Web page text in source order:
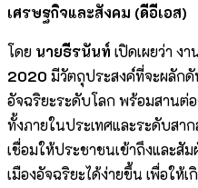
เศรษฐกิจและสังคม (ดีอีเอส)
โดย นายธีรนันท์ เปิดเผยว่า งา
2020 มีวัตถุประสงค์ที่จะผลักดั
อัจฉริยะระดับโลก พร้อมสานต่
ทั้งภายในประเทศและระ
เชื่อมให้ประชาชนเข้าถึงและสั
เมืองอัจฉริยะได้ง่ายขึ้น เพื่อให้